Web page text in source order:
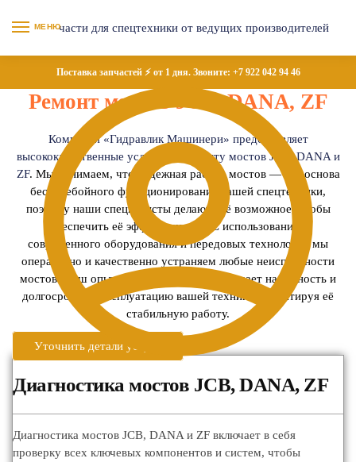
МЕНЮ
Поставка запчастей ⚡ от 1 дня. Звоните: +7 922 042 94 46
Ремонт мостов JCB, DANA, ZF
Компания «Гидравлик Машинери» предоставляет
высококачественные услуги по ремонту мостов JCB, DANA и
ZF. Мы понимаем, что надежная работа мостов — это основа
бесперебойного функционирования вашей спецтехники,
поэтому наши специалисты делают всё возможное, чтобы
обеспечить её эффективность. С использованием
современного оборудования и передовых технологий мы
оперативно и качественно устраняем любые неисправности
мостов. Наш опытный персонал обеспечивает надёжность и
долгосрочную эксплуатацию вашей техники, гарантируя её
стабильную работу.
Уточнить детали услуги
Диагностика мостов JCB, DANA, ZF
Диагностика мостов JCB, DANA и ZF включает в себя
проверку всех ключевых компонентов и систем, чтобы